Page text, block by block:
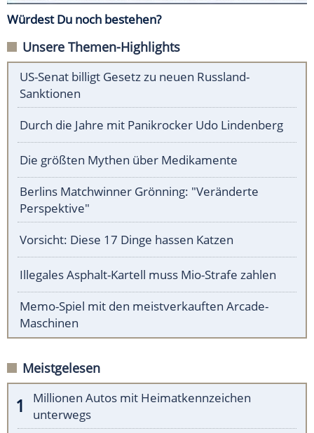
Würdest Du noch bestehen?
Unsere Themen-Highlights
US-Senat billigt Gesetz zu neuen Russland-
Sanktionen
Durch die Jahre mit Panikrocker Udo Lindenberg
Die größten Mythen über Medikamente
Berlins Matchwinner Grönning: "Veränderte
Perspektive"
Vorsicht: Diese 17 Dinge hassen Katzen
Illegales Asphalt-Kartell muss Mio-Strafe zahlen
Memo-Spiel mit den meistverkauften Arcade-
Maschinen
Meistgelesen
Millionen Autos mit Heimatkennzeichen
unterwegs